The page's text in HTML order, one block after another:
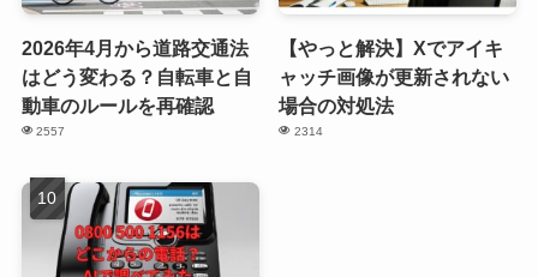
2026年4月から道路交通法
はどう変わる？自転車と自
動車のルールを再確認
2557
【やっと解決】Xでアイキ
ャッチ画像が更新されない
場合の対処法
2314